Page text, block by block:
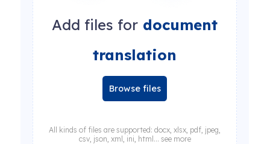
Add files for document
translation
Browse files
All kinds of files are supported: docx, xlsx, pdf, jpeg,
csv, json, xml, ini, html... see more